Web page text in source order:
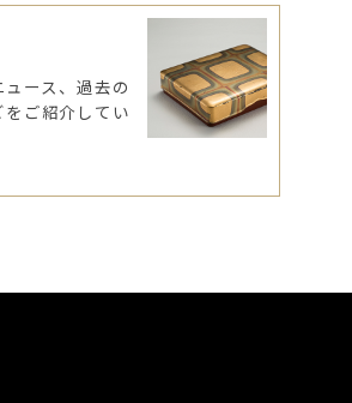
ース、過去の
ご紹介してい